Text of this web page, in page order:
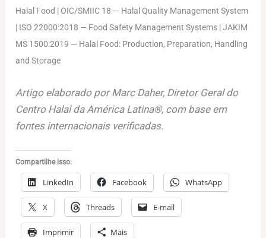
Halal Food | OIC/SMIIC 18 — Halal Quality Management System
| ISO 22000:2018 — Food Safety Management Systems | JAKIM
MS 1500:2019 — Halal Food: Production, Preparation, Handling
and Storage
Artigo elaborado por Marc Daher, Diretor Geral do
Centro Halal da América Latina®, com base em
fontes internacionais verificadas.
Compartilhe isso:
LinkedIn Facebook WhatsApp
X Threads E-mail
Imprimir Mais